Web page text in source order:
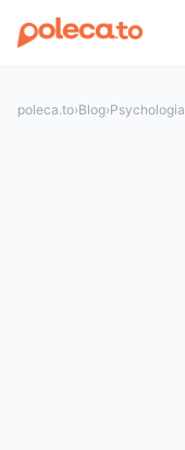
poleca.to›Blog›Psychologia